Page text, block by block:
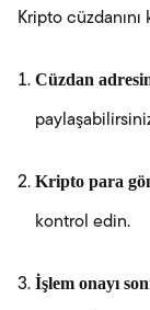
Kripto cüzdanını
Cüzdan
Kripto para
kontrol edin.
İşlem onayı